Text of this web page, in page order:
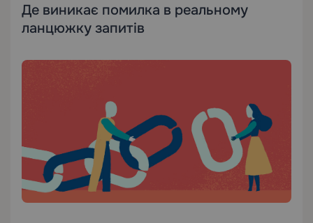
Де виникає помилка в реальному
ланцюжку запитів